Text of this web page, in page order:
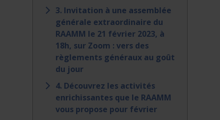
3. Invitation à une assemblée
générale extraordinaire du
RAAMM le 21 février 2023, à
18h, sur Zoom : vers des
règlements généraux au goût
du jour
4. Découvrez les activités
enrichissantes que le RAAMM
vous propose pour février